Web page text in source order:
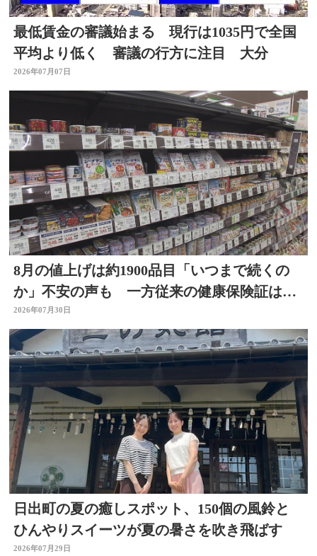
最低賃金の審議始まる 現行は1035円で全国
平均より低く 審議の行方に注目 大分
2026年07月07日
8月の値上げは約1900品目「いつまで続くの
か」不安の声も 一方従来の健康保険証は使
用不可に
2026年07月30日
日出町の夏の癒しスポット、150個の風鈴と
ひんやりスイーツが夏の暑さを吹き飛ばす
2026年07月29日